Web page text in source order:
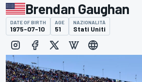
Brendan Gaughan
DATE OF BIRTH
1975-07-10
AGE
51
NAZIONALITÀ
Stati Uniti